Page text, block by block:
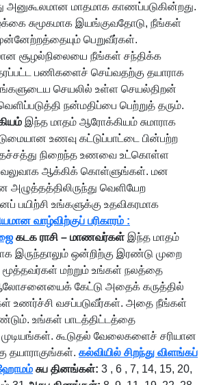
அனுகூலமான மாதமாக காணப்படுகின்றது.
சுமூகமாக இயங்குவதோடு, நீங்கள்
பெறுவீர்கள்.
சூழல்நிலையை நீங்கள் சந்திக்க
பணிகளைச் செய்வதற்கு தயாராக
செயலில் உள்ள செயல்திறன்
நன்மதிப்பை பெற்றுத் தரும்.
இந்த மாதம் ஆரோக்கியம் சுமாராக
உணவு கட்டுப்பாட்டை பின்பற்ற
நிறைந்த உணவை உட்கொள்ள
ஆக்கிக் கொள்ளுங்கள். மன
அழுத்தத்திலிருந்து வெளியேற
பயிற்சி உங்களுக்கு உதவிகரமாக
வாழ்விற்குப் பரிகாரம் :
கடக ராசி – மாணவர்கள் இந்த மாதம்
இருந்தாலும் ஒன்றிற்கு இரண்டு முறை
மற்றும் உங்கள் நலத்தை
ஆலோசனையைக் கேட்டு அதைக் கருத்தில்
உணர்ச்சி வசப்படுவீர்கள். அதை நீங்கள்
உங்கள் பாடத்திட்டத்தை
கூடுதல் வேலைகளைச் சரியான
தயாராகுங்கள். கல்வியில் சிறந்து விளங்கப்
ஹோமம் சுப தினங்கள்: 3 , 6 , 7, 14, 15, 20,